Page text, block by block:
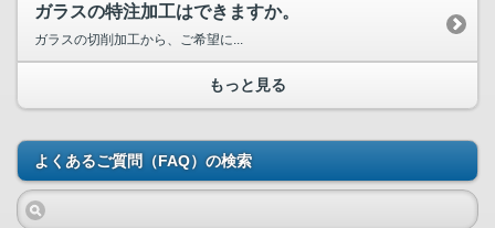
ガラスの特注加工はできますか。
ガラスの切削加工から、ご希望に...
もっと見る
よくあるご質問（FAQ）の検索